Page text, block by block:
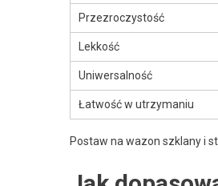
Przezroczystość
Lekkość
Uniwersalność
Łatwość w utrzymaniu
Postaw na wazon szklany i